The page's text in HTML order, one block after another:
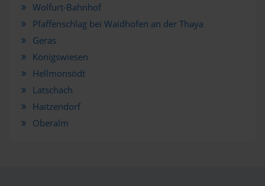
Wolfurt-Bahnhof
Pfaffenschlag bei Waidhofen an der Thaya
Geras
Königswiesen
Hellmonsödt
Latschach
Haitzendorf
Oberalm